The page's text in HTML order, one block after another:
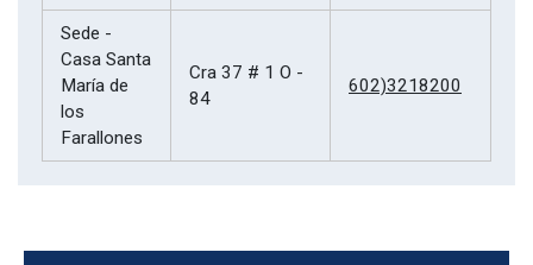
Sede -
Casa Santa
María de
los
Farallones
Cra 37 # 1 O -
84
602)3218200